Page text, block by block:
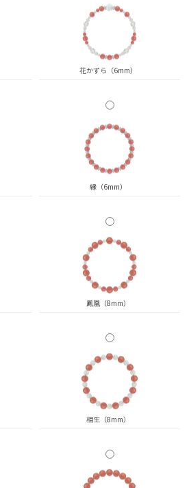
花かずら（6mm）
縁（6mm）
鳳凰（8mm）
相生（8mm）